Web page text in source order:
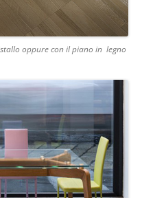
oppure con il piano in legno